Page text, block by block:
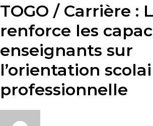
TOGO / Carrière :
renforce les
enseignants sur
l’orientation
professionnelle